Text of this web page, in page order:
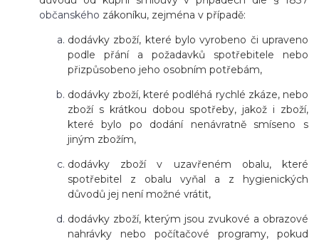
občanského zákoníku, zejména v případě:
dodávky zboží, které bylo vyrobeno či upraveno
podle přání a požadavků spotřebitele nebo
přizpůsobeno jeho osobním potřebám,
dodávky zboží, které podléhá rychlé zkáze, nebo
zboží s krátkou dobou spotřeby, jakož i zboží,
které bylo po dodání nenávratně smíseno s
jiným zbožím,
dodávky zboží v uzavřeném obalu, které
spotřebitel z obalu vyňal a z hygienických
důvodů jej není možné vrátit,
dodávky zboží, kterým jsou zvukové a obrazové
nahrávky nebo počítačové programy, pokud